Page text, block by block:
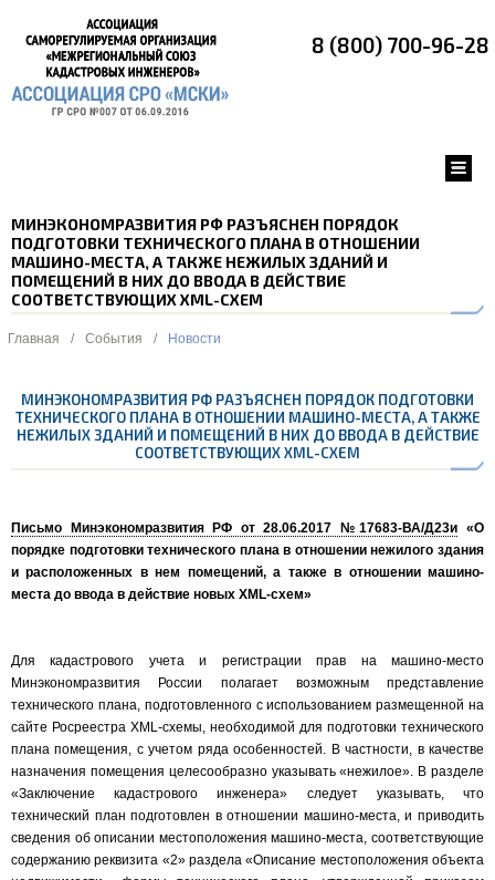
8 (800) 700-96-28
МИНЭКОНОМРАЗВИТИЯ РФ РАЗЪЯСНЕН ПОРЯДОК
ПОДГОТОВКИ ТЕХНИЧЕСКОГО ПЛАНА В ОТНОШЕНИИ
МАШИНО-МЕСТА, А ТАКЖЕ НЕЖИЛЫХ ЗДАНИЙ И
ПОМЕЩЕНИЙ В НИХ ДО ВВОДА В ДЕЙСТВИЕ
СООТВЕТСТВУЮЩИХ XML-СХЕМ
Главная / События / Новости
МИНЭКОНОМРАЗВИТИЯ РФ РАЗЪЯСНЕН ПОРЯДОК ПОДГОТОВКИ
ТЕХНИЧЕСКОГО ПЛАНА В ОТНОШЕНИИ МАШИНО-МЕСТА, А ТАКЖЕ
НЕЖИЛЫХ ЗДАНИЙ И ПОМЕЩЕНИЙ В НИХ ДО ВВОДА В ДЕЙСТВИЕ
СООТВЕТСТВУЮЩИХ XML-СХЕМ
Письмо Минэкономразвития РФ от 28.06.2017 №17683-ВА/Д23и «О
порядке подготовки технического плана в отношении нежилого здания
и расположенных в нем помещений, а также в отношении машино-
места до ввода в действие новых XML-схем»
Для кадастрового учета и регистрации прав на машино-место
Минэкономразвития России полагает возможным представление
технического плана, подготовленного с использованием размещенной на
сайте Росреестра XML-схемы, необходимой для подготовки технического
плана помещения, с учетом ряда особенностей. В частности, в качестве
назначения помещения целесообразно указывать «нежилое». В разделе
«Заключение кадастрового инженера» следует указывать, что
технический план подготовлен в отношении машино-места, и приводить
сведения об описании местоположения машино-места, соответствующие
содержанию реквизита «2» раздела «Описание местоположения объекта